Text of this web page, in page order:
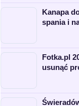
Kanapa
spania i
Fotka.pl
usunąć